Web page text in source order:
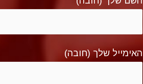
האימייל שלך (חובה)